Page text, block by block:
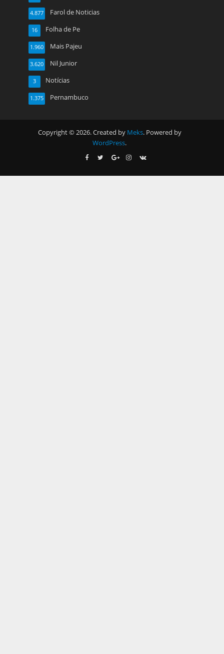
Farol de Noticias
4.877
Folha de Pe
16
Mais Pajeu
1.960
Nil Junior
3.620
Notícias
3
Pernambuco
1.375
Copyright © 2026. Created by Meks. Powered by
WordPress.